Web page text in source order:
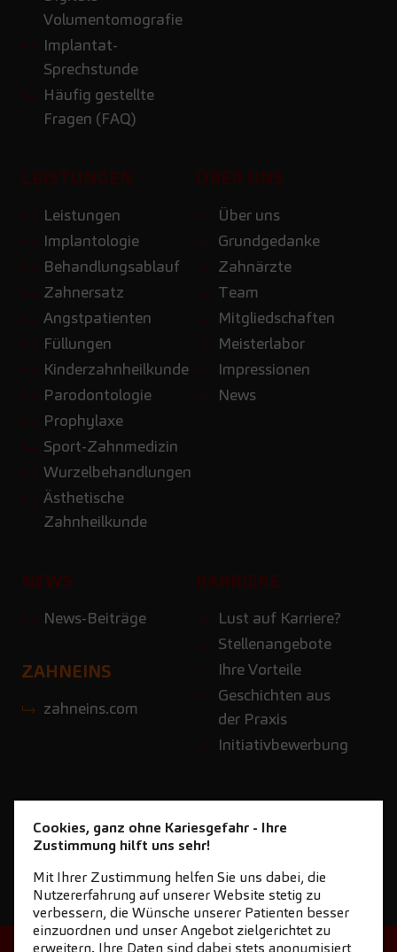
Volumentomografie
Implantat-
Sprechstunde
Häufig gestellte
Fragen (FAQ)
LEISTUNGEN
Leistungen
Implantologie
Behandlungsablauf
Zahnersatz
Angstpatienten
Füllungen
Kinderzahnheilkunde
Parodontologie
Prophylaxe
Sport-Zahnmedizin
Wurzelbehandlungen
Ästhetische
Zahnheilkunde
ÜBER UNS
Über uns
Grundgedanke
Zahnärzte
Team
Mitgliedschaften
Meisterlabor
Impressionen
News
NEWS
News-Beiträge
KARRIERE
Lust auf Karriere?
Stellenangebote
Ihre Vorteile
Geschichten aus
der Praxis
Initiativbewerbung
ZAHNEINS
zahneins.com
Cookies, ganz ohne Kariesgefahr - Ihre
Zustimmung hilft uns sehr!
Mit Ihrer Zustimmung helfen Sie uns dabei, die
Nutzererfahrung auf unserer Website stetig zu
verbessern, die Wünsche unserer Patienten besser
einzuordnen und unser Angebot zielgerichtet zu
erweitern. Ihre Daten sind dabei stets anonymisiert